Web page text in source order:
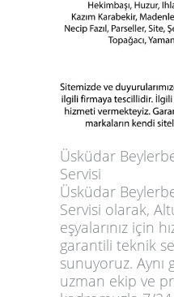
Üsküdar
Servisi
Üsküdar
Servisi olarak,
eşyalarınız için
garantili teknik
sunuyoruz. Aynı
uzman ekip ve